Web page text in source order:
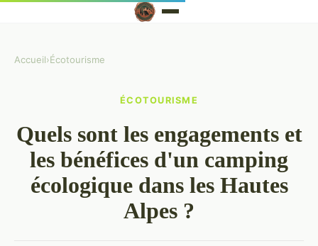
Accueil›Écotourisme
ÉCOTOURISME
Quels sont les engagements et
les bénéfices d'un camping
écologique dans les Hautes
Alpes ?